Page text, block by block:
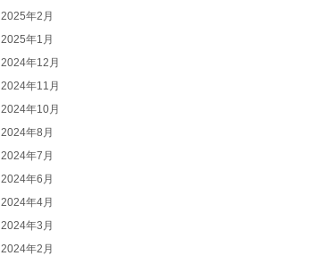
2025年2月
2025年1月
2024年12月
2024年11月
2024年10月
2024年8月
2024年7月
2024年6月
2024年4月
2024年3月
2024年2月